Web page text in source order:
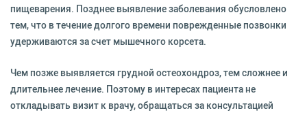
пищеварения. Позднее выявление заболевания обусловлено
тем, что в течение долгого времени поврежденные позвонки
удерживаются за счет мышечного корсета.
Чем позже выявляется грудной остеохондроз, тем сложнее и
длительнее лечение. Поэтому в интересах пациента не
откладывать визит к врачу, обращаться за консультацией